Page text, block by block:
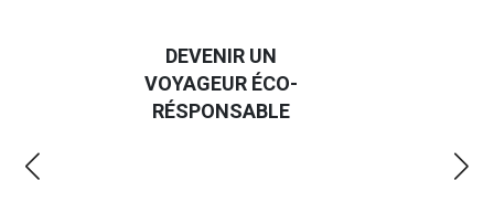
VOYAGEUR ÉCO-
RÉSPONSABLE